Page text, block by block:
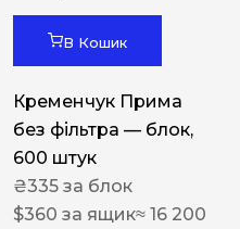
В Кошик
Кременчук Прима
без фільтра — блок,
600 штук
₴335 за блок
$360 за ящик≈ 16 200